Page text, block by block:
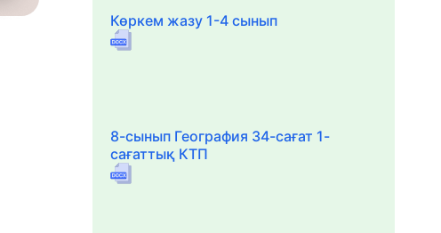
Көркем жазу 1-4 сынып
8-сынып География 34-сағат 1-
сағаттық КТП